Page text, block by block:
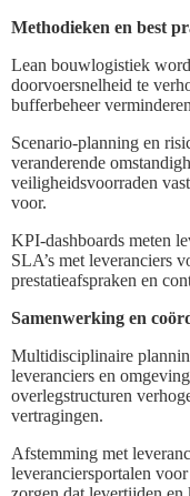
Methodieken en best
Lean bouwlogistiek
doorvoersnelheid te
bufferbeheer
Scenario-planning en
veranderende
veiligheidsvoorraden
voor.
KPI-dashboards meten
SLA’s met leveranciers
prestatieafspraken en
Samenwerking en
Multidisciplinaire
leveranciers en
overlegstructuren
vertragingen.
Afstemming met
leveranciersportalen